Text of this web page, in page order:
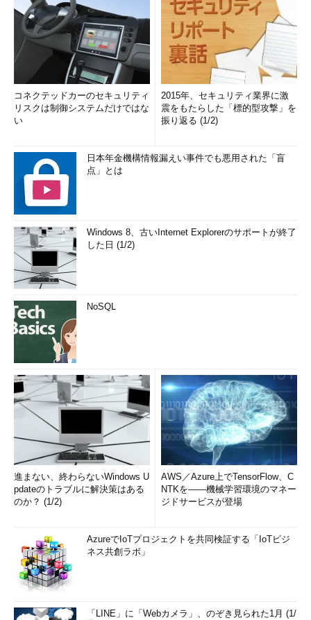
コネクテッドカーのセキュリティ
リスクは制御システムだけではな
い
2015年、セキュリティ業界に激
震をもたらした「標的型攻撃」を
振り返る (1/2)
日本年金機構情報漏えい事件でも悪用された「盲
点」とは
Windows 8、古いInternet Explorerのサポートが終了
した日 (1/2)
NoSQL
進まない、終わらないWindows U
pdateのトラブルに解決策はある
のか？ (1/2)
AWS／Azure上でTensorFlow、C
NTKを――機械学習環境のマネー
ジドサービスが登場
AzureでIoTプロジェクトを共同検証する「IoTビジ
ネス共創ラボ」
「LINE」に「Webカメラ」、のぞき見られた1月 (1/